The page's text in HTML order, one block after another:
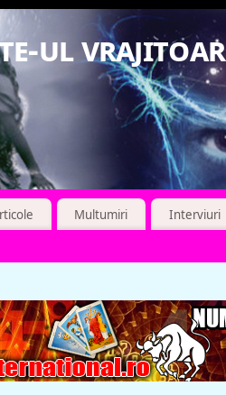
ul
Multumiri Interviuri